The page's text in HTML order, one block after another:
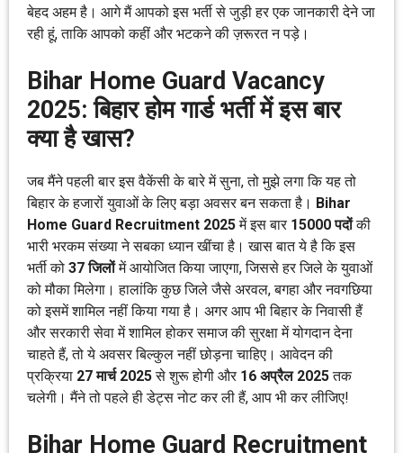
बेहद अहम है। आगे मैं आपको इस भर्ती से जुड़ी हर एक जानकारी देने जा
रही हूं, ताकि आपको कहीं और भटकने की ज़रूरत न पड़े।
Bihar Home Guard Vacancy
2025: बिहार होम गार्ड भर्ती में इस बार
क्या है खास?
जब मैंने पहली बार इस वैकेंसी के बारे में सुना, तो मुझे लगा कि यह तो
बिहार के हजारों युवाओं के लिए बड़ा अवसर बन सकता है। Bihar
Home Guard Recruitment 2025में इस बार 15000 पदोंकी
भारी भरकम संख्या ने सबका ध्यान खींचा है। खास बात ये है कि इस
भर्ती को 37 जिलोंमें आयोजित किया जाएगा, जिससे हर जिले के युवाओं
को मौका मिलेगा। हालांकि कुछ जिले जैसे अरवल, बगहा और नवगछिया
को इसमें शामिल नहीं किया गया है। अगर आप भी बिहार के निवासी हैं
और सरकारी सेवा में शामिल होकर समाज की सुरक्षा में योगदान देना
चाहते हैं, तो ये अवसर बिल्कुल नहीं छोड़ना चाहिए। आवेदन की
प्रक्रिया 27 मार्च 2025से शुरू होगी और 16 अप्रैल 2025तक
चलेगी। मैंने तो पहले ही डेट्स नोट कर ली हैं, आप भी कर लीजिए!
Bihar Home Guard Recruitment